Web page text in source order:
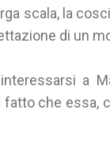
scala, la
di un
a
che essa,